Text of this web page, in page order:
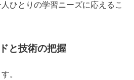
ひとりの学習ニーズに応えるこ
と技術の把握
。